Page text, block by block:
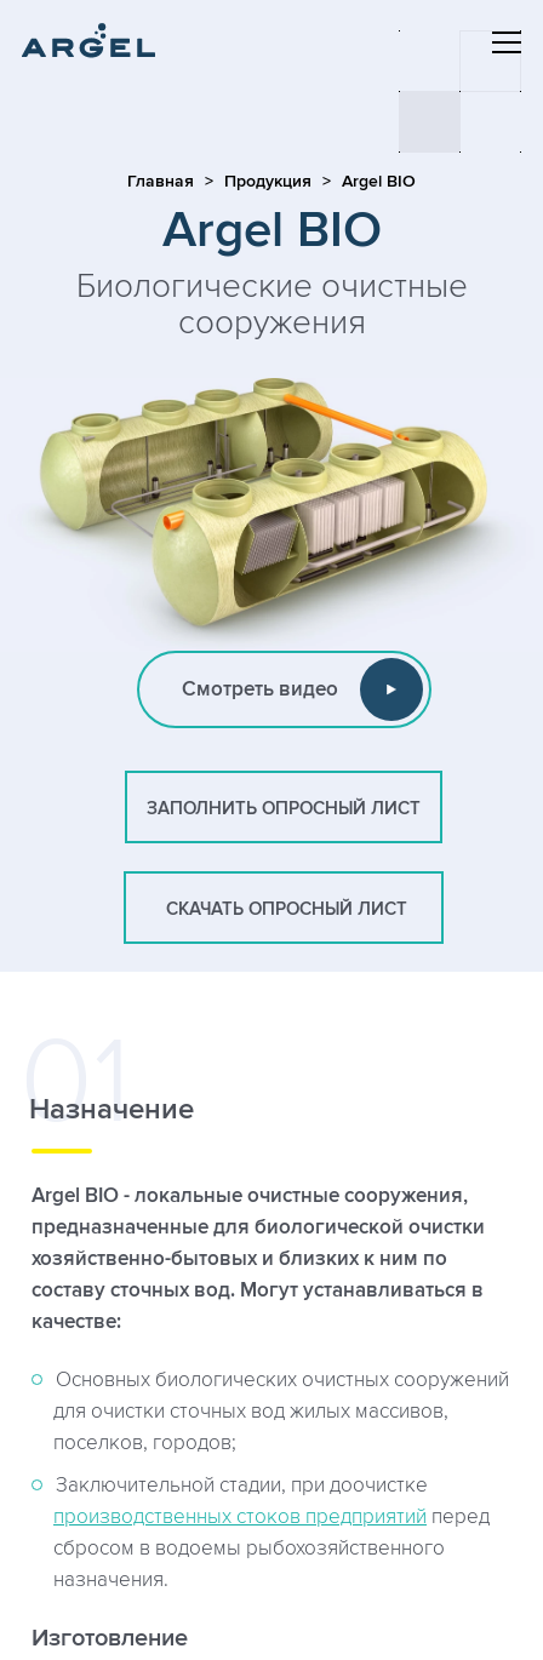
Главная Продукция Argel BIO
Argel BIO
Биологические очистные
сооружения
ЗАПОЛНИТЬ ОПРОСНЫЙ ЛИСТ
СКАЧАТЬ ОПРОСНЫЙ ЛИСТ
Смотреть видео
Назначение
Argel BIO - локальные очистные сооружения,
предназначенные для биологической очистки
хозяйственно-бытовых и близких к ним по
составу сточных вод. Могут устанавливаться в
качестве:
Основных биологических очистных сооружений
для очистки сточных вод жилых массивов,
поселков, городов;
Заключительной стадии, при доочистке
производственных стоков предприятий перед
сбросом в водоемы рыбохозяйственного
назначения.
Изготовление